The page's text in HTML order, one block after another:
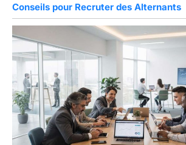
Conseils pour Recruter des Alternants